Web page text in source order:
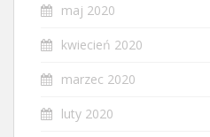
maj 2020
kwiecień 2020
marzec 2020
luty 2020